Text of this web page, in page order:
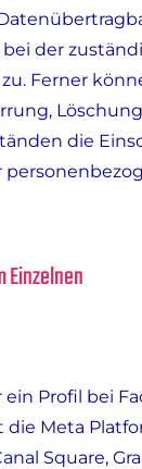
der
Ferner
die
Einzelnen
Profil bei
die Meta
Square,